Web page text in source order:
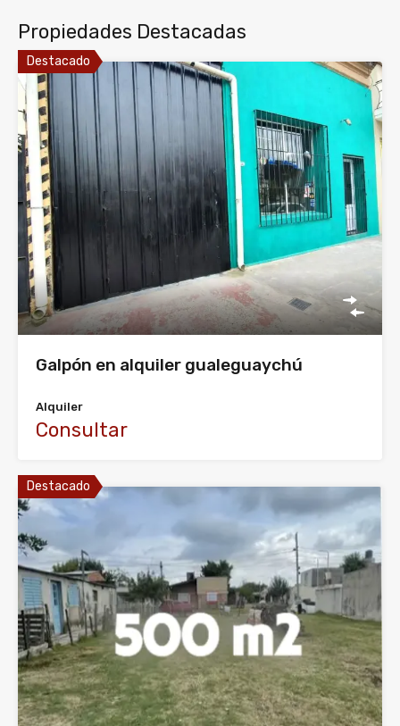
Propiedades Destacadas
Destacado
Galpón en alquiler gualeguaychú
Alquiler
Consultar
Destacado